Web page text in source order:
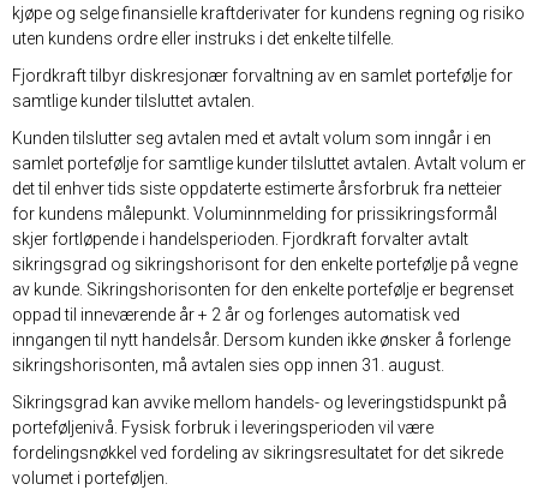
kjøpe og selge finansielle kraftderivater for kundens regning og risiko
uten kundens ordre eller instruks i det enkelte tilfelle.
Fjordkraft tilbyr diskresjonær forvaltning av en samlet portefølje for
samtlige kunder tilsluttet avtalen.
Kunden tilslutter seg avtalen med et avtalt volum som inngår i en
samlet portefølje for samtlige kunder tilsluttet avtalen. Avtalt volum er
det til enhver tids siste oppdaterte estimerte årsforbruk fra netteier
for kundens målepunkt. Voluminnmelding for prissikringsformål
skjer fortløpende i handelsperioden. Fjordkraft forvalter avtalt
sikringsgrad og sikringshorisont for den enkelte portefølje på vegne
av kunde. Sikringshorisonten for den enkelte portefølje er begrenset
oppad til inneværende år + 2 år og forlenges automatisk ved
inngangen til nytt handelsår. Dersom kunden ikke ønsker å forlenge
sikringshorisonten, må avtalen sies opp innen 31. august.
Sikringsgrad kan avvike mellom handels- og leveringstidspunkt på
porteføljenivå. Fysisk forbruk i leveringsperioden vil være
fordelingsnøkkel ved fordeling av sikringsresultatet for det sikrede
volumet i porteføljen.